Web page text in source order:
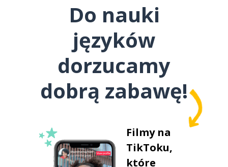
Do nauki
języków
dorzucamy
dobrą zabawę!
Filmy na
TikToku,
które